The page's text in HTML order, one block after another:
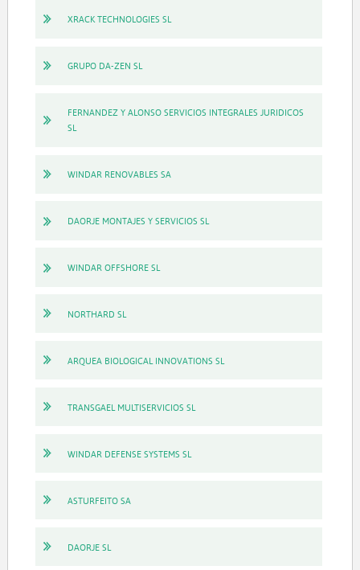
XRACK TECHNOLOGIES SL
GRUPO DA-ZEN SL
FERNANDEZ Y ALONSO SERVICIOS INTEGRALES JURIDICOS
SL
WINDAR RENOVABLES SA
DAORJE MONTAJES Y SERVICIOS SL
WINDAR OFFSHORE SL
NORTHARD SL
ARQUEA BIOLOGICAL INNOVATIONS SL
TRANSGAEL MULTISERVICIOS SL
WINDAR DEFENSE SYSTEMS SL
ASTURFEITO SA
DAORJE SL